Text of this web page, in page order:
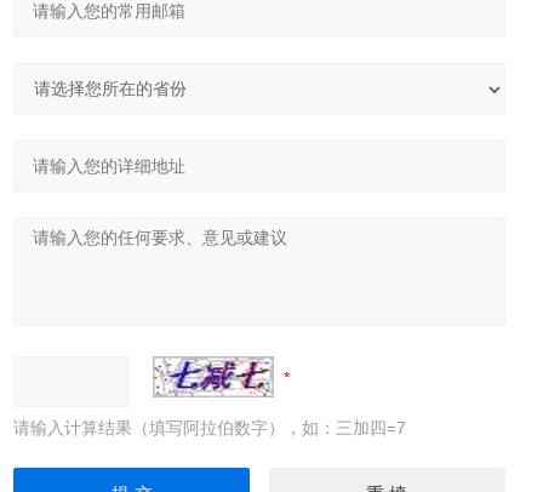
请输入计算结果（填写阿拉伯数字），如：三加四=7